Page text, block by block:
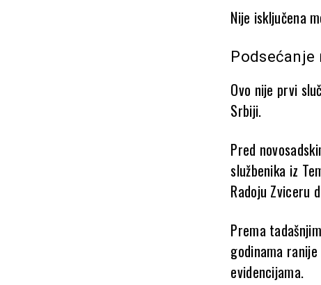
Nije isključena
Podsećanje
Ovo nije prvi
Srbiji.
Pred
službenika iz
Radoju Zviceru
Prema
godinama
evidencijama.